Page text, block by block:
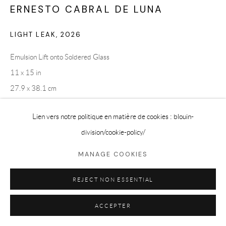
Lien vers notre politique en matière de cookies : blouin-
division/cookie-policy/
MANAGE COOKIES
REJECT NON ESSENTIAL
ACCEPTER
ERNESTO CABRAL DE LUNA
LIGHT LEAK, 2026
Emulsion Lift onto Soldered Glass
11 x 15 in
27.9 x 38.1 cm
PARTAGER